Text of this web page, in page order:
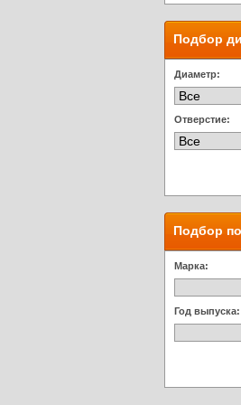
Подбор
Диаметр:
Отверстие:
Подбор
Марка:
Год выпуска: